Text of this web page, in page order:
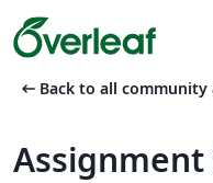
arrow_left_alt Back to all community
Assignment